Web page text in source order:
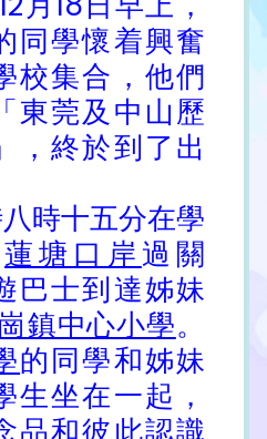
同學懷着興奮
校集合，他們
東莞及中山歷
，終於到了出
時十五分在學
蓮塘口岸過關
巴士到達姊妹
鎮中心小學。
的同學和姊妹
生坐在一起，